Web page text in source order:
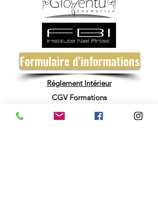
Formulaire d'informations
Réglement Intérieur
CGV Formations
CGV Institut